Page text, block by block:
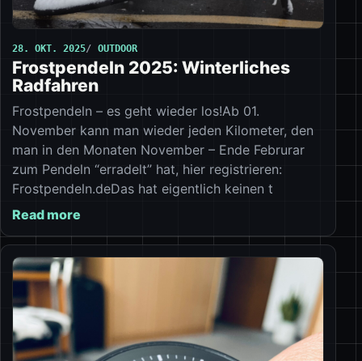
28. OKT. 2025 OUTDOOR
Frostpendeln 2025: Winterliches
Radfahren
Frostpendeln – es geht wieder los!Ab 01.
November kann man wieder jeden Kilometer, den
man in den Monaten November – Ende Februrar
zum Pendeln “erradelt” hat, hier registrieren:
Frostpendeln.deDas hat eigentlich keinen t
Read more